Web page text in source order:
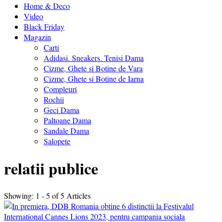
Home & Deco
Video
Black Friday
Magazin
Carti
Adidasi. Sneakers. Tenisi Dama
Cizme, Ghete si Botine de Vara
Cizme, Ghete si Botine de Iarna
Compleuri
Rochii
Geci Dama
Paltoane Dama
Sandale Dama
Salopete
relatii publice
Showing: 1 - 5 of 5 Articles